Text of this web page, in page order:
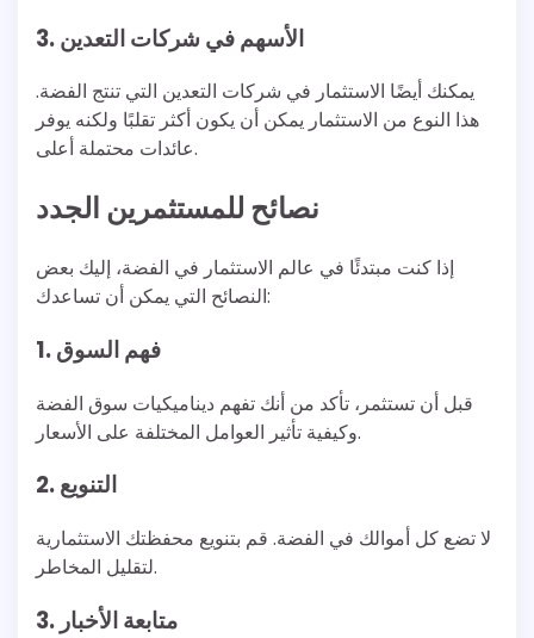
3. الأسهم في شركات التعدين
يمكنك أيضًا الاستثمار في شركات التعدين التي تنتج الفضة.
هذا النوع من الاستثمار يمكن أن يكون أكثر تقلبًا ولكنه يوفر
عائدات محتملة أعلى.
نصائح للمستثمرين الجدد
إذا كنت مبتدئًا في عالم الاستثمار في الفضة، إليك بعض
النصائح التي يمكن أن تساعدك:
1. فهم السوق
قبل أن تستثمر، تأكد من أنك تفهم ديناميكيات سوق الفضة
وكيفية تأثير العوامل المختلفة على الأسعار.
2. التنويع
لا تضع كل أموالك في الفضة. قم بتنويع محفظتك الاستثمارية
لتقليل المخاطر.
3. متابعة الأخبار